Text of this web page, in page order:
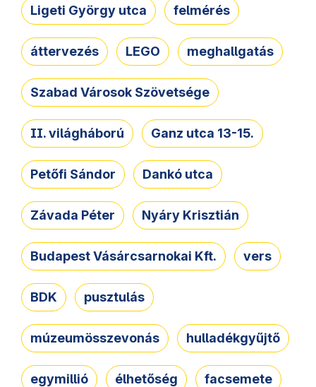
Ligeti György utca felmérés
áttervezés LEGO meghallgatás
Szabad Városok Szövetsége
II. világháború Ganz utca 13-15.
Petőfi Sándor Dankó utca
Závada Péter Nyáry Krisztián
Budapest Vásárcsarnokai Kft. vers
BDK pusztulás
múzeumösszevonás hulladékgyűjtő
egymillió élhetőség facsemete